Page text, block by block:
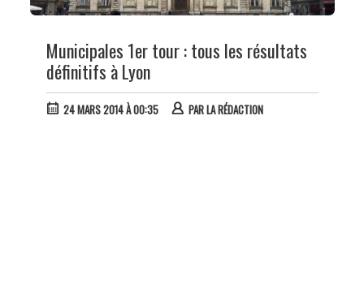
Municipales 1er tour : tous les résultats
définitifs à Lyon
24 MARS 2014 À 00:35 PARLA RÉDACTION